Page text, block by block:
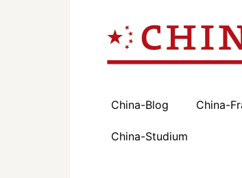
China-Blog China-
China-Studium